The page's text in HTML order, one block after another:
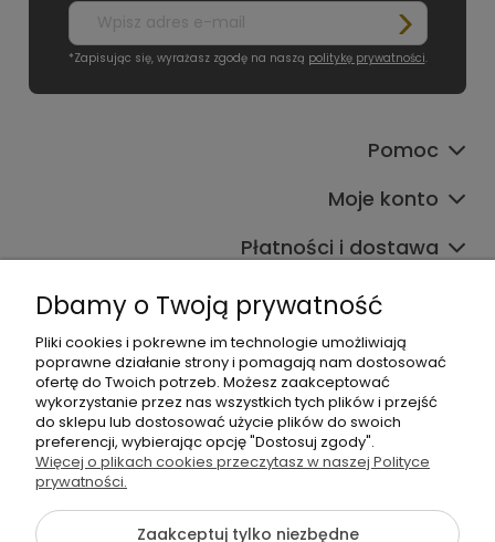
*Zapisując się, wyrażasz zgodę na naszą politykę prywatności.
Pomoc
Moje konto
Płatności i dostawa
Informacje
O nas
Dbamy o Twoją prywatność
Pliki cookies i pokrewne im technologie umożliwiają
poprawne działanie strony i pomagają nam dostosować
ofertę do Twoich potrzeb. Możesz zaakceptować
wykorzystanie przez nas wszystkich tych plików i przejść
do sklepu lub dostosować użycie plików do swoich
preferencji, wybierając opcję "Dostosuj zgody".
Więcej o plikach cookies przeczytasz w naszej Polityce
prywatności.
Zaakceptuj tylko niezbędne